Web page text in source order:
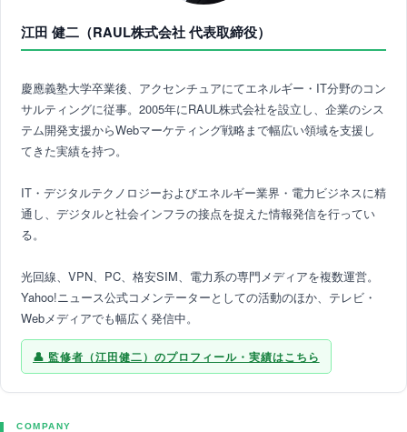
江田 健二（RAUL株式会社 代表取締役）
慶應義塾大学卒業後、アクセンチュアにてエネルギー・IT分野のコン
サルティングに従事。2005年にRAUL株式会社を設立し、企業のシス
テム開発支援からWebマーケティング戦略まで幅広い領域を支援し
てきた実績を持つ。
IT・デジタルテクノロジーおよびエネルギー業界・電力ビジネスに精
通し、デジタルと社会インフラの接点を捉えた情報発信を行ってい
る。
光回線、VPN、PC、格安SIM、電力系の専門メディアを複数運営。
Yahoo!ニュース公式コメンテーターとしての活動のほか、テレビ・
Webメディアでも幅広く発信中。
監修者（江田健二）のプロフィール・実績はこちら
COMPANY